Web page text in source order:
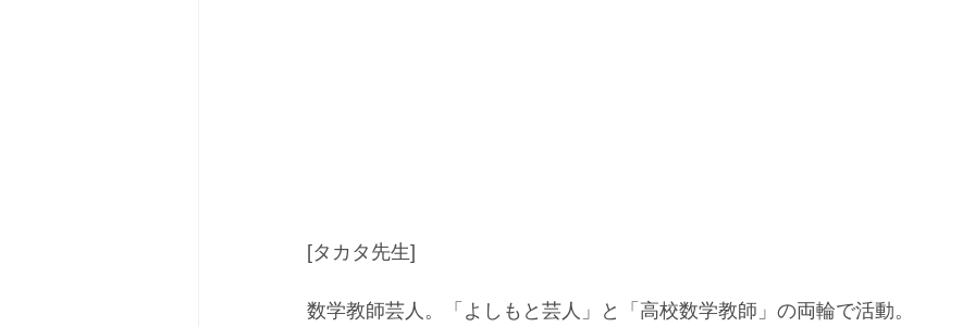
[タカタ先生]
数学教師芸人。「よしもと芸人」と「高校数学教師」の両輪で活動。